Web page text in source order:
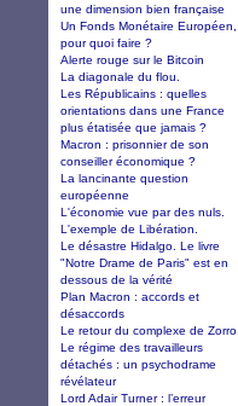
une dimension bien française
Un Fonds Monétaire Européen,
pour quoi faire ?
Alerte rouge sur le Bitcoin
La diagonale du flou.
Les Républicains : quelles
orientations dans une France
plus étatisée que jamais ?
Macron : prisonnier de son
conseiller économique ?
La lancinante question
européenne
L'économie vue par des nuls.
L'exemple de Libération.
Le désastre Hidalgo. Le livre
"Notre Drame de Paris" est en
dessous de la vérité
Plan Macron : accords et
désaccords
Le retour du complexe de Zorro
Le régime des travailleurs
détachés : un psychodrame
révélateur
Lord Adair Turner : l’erreur